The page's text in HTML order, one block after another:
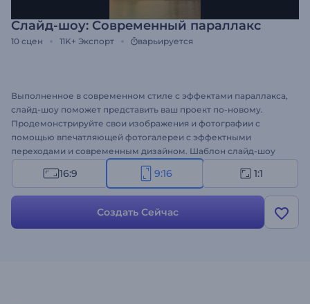
Слайд-шоу: Современный параллакс
10 сцен 11K+ Экспорт варьируется
Выполненное в современном стиле с эффектами параллакса,
слайд-шоу поможет представить ваш проект по-новому.
Продемонстрируйте свои изображения и фотографии с
помощью впечатляющей фотогалереи с эффектными
переходами и современным дизайном. Шаблон слайд-шоу
станет идеальным решением для оформления заставок к
корпоративным мероприятиям, создания минималистичных
видеопортфолио и других проектов. Чтобы создать видео,
просто загрузите свои изображения, измените текст, добавьте
16:9 9:16 1:1
Создать Сейчас